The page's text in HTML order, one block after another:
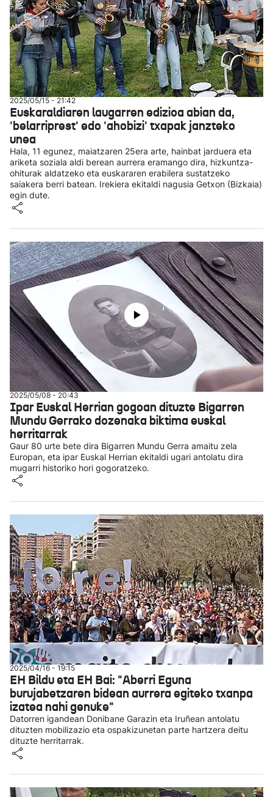
2025/05/15 - 21:42
Euskaraldiaren laugarren edizioa abian da,
'belarriprest' edo 'ahobizi' txapak janzteko
unea
Hala, 11 egunez, maiatzaren 25era arte, hainbat jarduera eta
ariketa soziala aldi berean aurrera eramango dira, hizkuntza-
ohiturak aldatzeko eta euskararen erabilera sustatzeko
saiakera berri batean. Irekiera ekitaldi nagusia Getxon (Bizkaia)
egin dute.
2025/05/08 - 20:43
Ipar Euskal Herrian gogoan dituzte Bigarren
Mundu Gerrako dozenaka biktima euskal
herritarrak
Gaur 80 urte bete dira Bigarren Mundu Gerra amaitu zela
Europan, eta ipar Euskal Herrian ekitaldi ugari antolatu dira
mugarri historiko hori gogoratzeko.
2025/04/16 - 19:15
EH Bildu eta EH Bai: "Aberri Eguna
burujabetzaren bidean aurrera egiteko txanpa
izatea nahi genuke"
Datorren igandean Donibane Garazin eta Iruñean antolatu
dituzten mobilizazio eta ospakizunetan parte hartzera deitu
dituzte herritarrak.